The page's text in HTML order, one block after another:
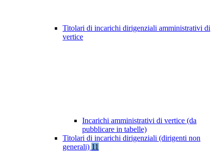
Titolari di incarichi dirigenziali amministrativi di
vertice
Incarichi amministrativi di vertice (da
pubblicare in tabelle)
Titolari di incarichi dirigenziali (dirigenti non
generali) 11